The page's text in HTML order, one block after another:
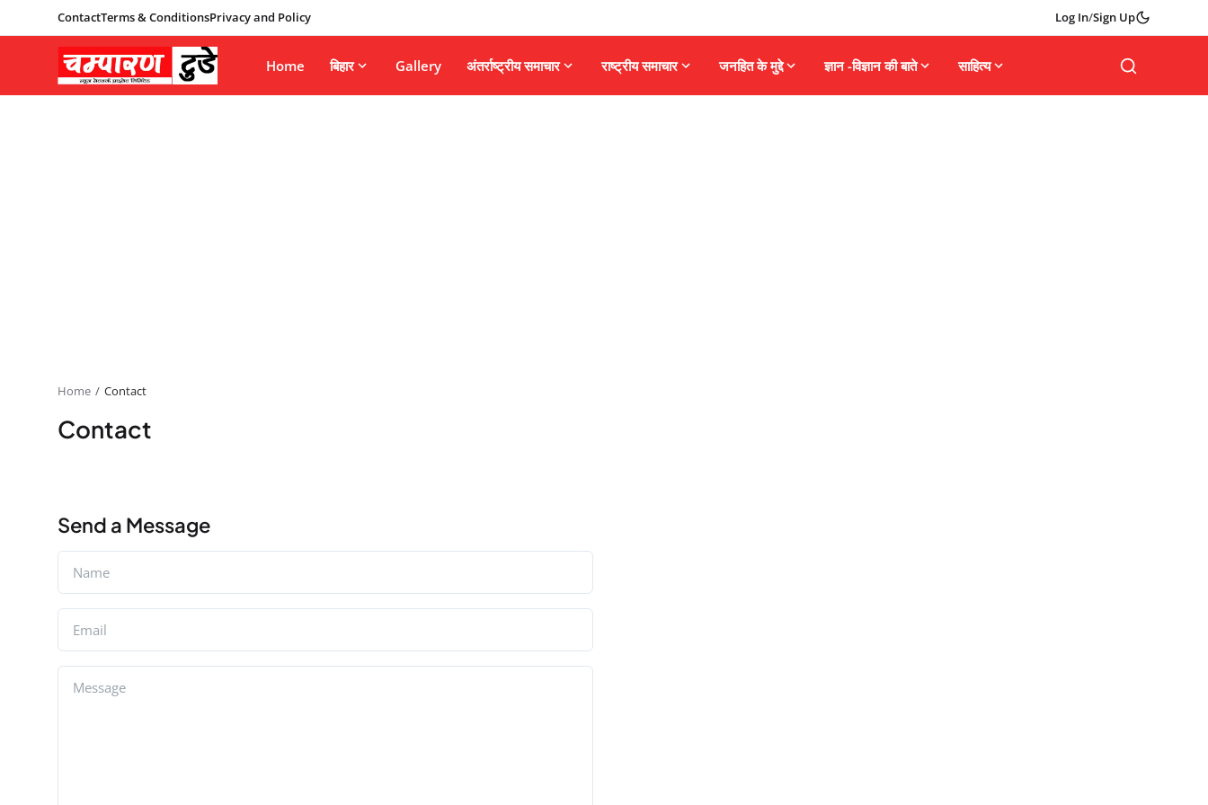
ContactTerms & ConditionsPrivacy and Policy Log In/Sign Up
Home बिहार Gallery अंतर्राष्ट्रीय समाचार राष्ट्रीय समाचार जनहित के मुद्दे ज्ञान -विज्ञान की बाते साहित्य
Home Contact
Contact
Send a Message